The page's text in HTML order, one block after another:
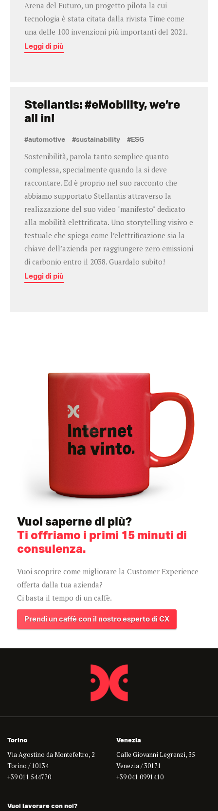
Arena del Futuro, un progetto pilota la cui
tecnologia è stata citata dalla rivista Time come
una delle 100 invenzioni più importanti del 2021.
Leggi di più
Stellantis: #eMobility, we’re
all in!
#automotive #sustainability #ESG
Sostenibilità, parola tanto semplice quanto
complessa, specialmente quando la si deve
raccontare. Ed è proprio nel suo racconto che
abbiamo supportato Stellantis attraverso la
realizzazione del suo video "manifesto" dedicato
alla mobilità elettrificata. Uno storytelling visivo e
testuale che spiega come l’elettrificazione sia la
chiave dell’azienda per raggiungere zero emissioni
di carbonio entro il 2038. Guardalo subito!
Leggi di più
Vuoi saperne di più?
Ti offriamo i primi 15 minuti di
consulenza.
Vuoi scoprire come migliorare la Customer Experience
offerta dalla tua azienda?
Ci basta il tempo di un caffè.
Prendi un caffè con il nostro esperto di CX
Torino
Via Agostino da Montefeltro, 2
Torino / 10134
+39 011 544770
Venezia
Calle Giovanni Legrenzi, 35
Venezia / 30171
+39 041 0991410
Vuoi lavorare con noi?